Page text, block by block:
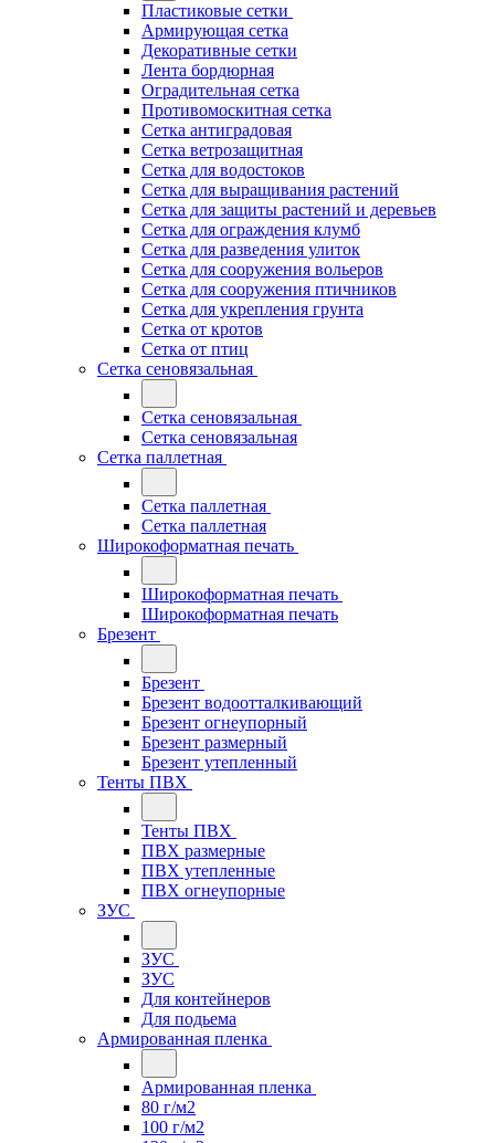
Пластиковые сетки
Армирующая сетка
Декоративные сетки
Лента бордюрная
Оградительная сетка
Противомоскитная сетка
Сетка антиградовая
Сетка ветрозащитная
Сетка для водостоков
Сетка для выращивания растений
Сетка для защиты растений и деревьев
Сетка для ограждения клумб
Сетка для разведения улиток
Сетка для сооружения вольеров
Сетка для сооружения птичников
Сетка для укрепления грунта
Сетка от кротов
Сетка от птиц
Сетка сеновязальная
Сетка сеновязальная
Сетка сеновязальная
Сетка паллетная
Сетка паллетная
Сетка паллетная
Широкоформатная печать
Широкоформатная печать
Широкоформатная печать
Брезент
Брезент
Брезент водоотталкивающий
Брезент огнеупорный
Брезент размерный
Брезент утепленный
Тенты ПВХ
Тенты ПВХ
ПВХ размерные
ПВХ утепленные
ПВХ огнеупорные
ЗУС
ЗУС
ЗУС
Для контейнеров
Для подьема
Армированная пленка
Армированная пленка
80 г/м2
100 г/м2